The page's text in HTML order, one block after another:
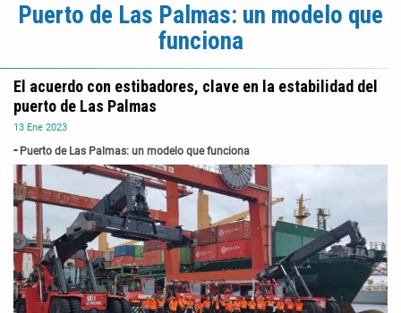
Puerto de Las Palmas: un modelo que
funciona
13 Ene 2023
Puerto de Las Palmas: un modelo que funciona
El acuerdo con estibadores, clave en la estabilidad del
puerto de Las Palmas